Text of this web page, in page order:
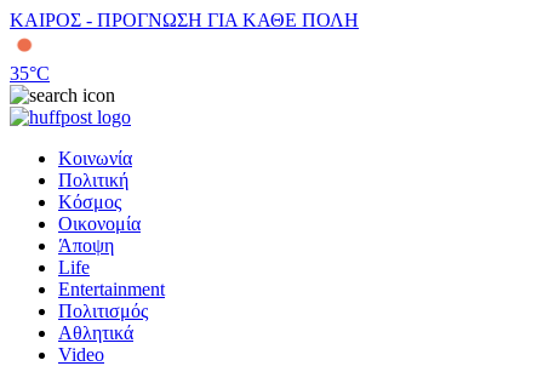
ΚΑΙΡΟΣ - ΠΡΟΓΝΩΣΗ ΓΙΑ ΚΑΘΕ ΠΟΛΗ
35°C
Κοινωνία
Πολιτική
Κόσμος
Οικονομία
Άποψη
Life
Entertainment
Πολιτισμός
Αθλητικά
Video